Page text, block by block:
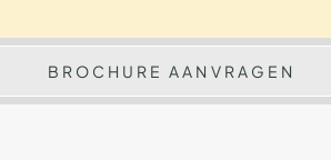
BROCHURE AANVRAGEN